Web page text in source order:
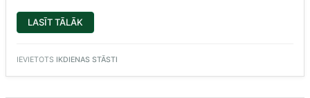
LASĪT TĀLĀK
“SPORTO
IEVIETOTS IKDIENAS STĀSTI